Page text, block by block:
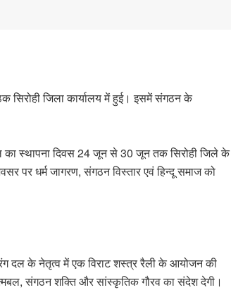
सिरोही जिला कार्यालय में हुई। इसमें संगठन के
का स्थापना दिवस 24 जून से 30 जून तक सिरोही जिले के
पर धर्म जागरण, संगठन विस्तार एवं हिन्दू समाज को
दल के नेतृत्व में एक विराट शस्त्र रैली के आयोजन की
संगठन शक्ति और सांस्कृतिक गौरव का संदेश देगी।